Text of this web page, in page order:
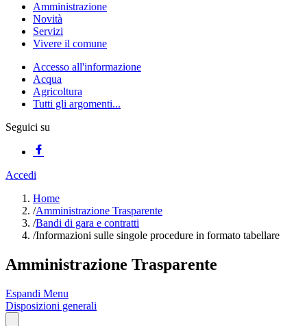
Amministrazione
Novità
Servizi
Vivere il comune
Accesso all'informazione
Acqua
Agricoltura
Tutti gli argomenti...
Seguici su
Accedi
Home
/Amministrazione Trasparente
/Bandi di gara e contratti
/Informazioni sulle singole procedure in formato tabellare
Amministrazione Trasparente
Espandi Menu
Disposizioni generali